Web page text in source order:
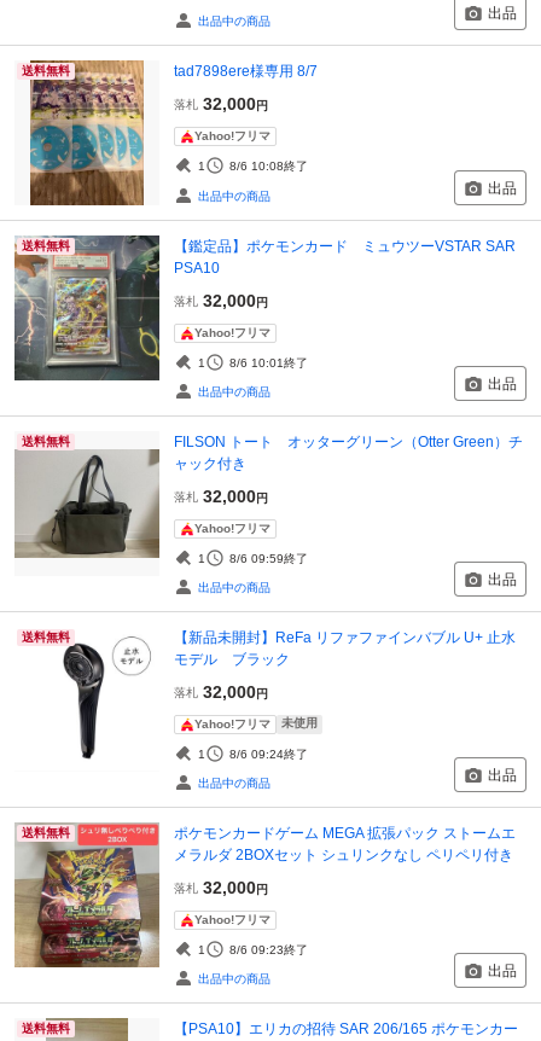
出品中の商品 出品
送料無料 tad7898ere様専用 8/7
落札 32,000円
Yahoo!フリマ
1 8/6 10:08終了
出品中の商品 出品
送料無料
【鑑定品】ポケモンカード ミュウツーVSTAR SAR
PSA10
落札 32,000円
Yahoo!フリマ
1 8/6 10:01終了
出品中の商品 出品
送料無料
FILSON トート オッターグリーン（Otter Green）チ
ャック付き
落札 32,000円
Yahoo!フリマ
1 8/6 09:59終了
出品中の商品 出品
送料無料
【新品未開封】ReFa リファファインバブル U+ 止水
モデル ブラック
落札 32,000円
Yahoo!フリマ 未使用
1 8/6 09:24終了
出品中の商品 出品
送料無料
ポケモンカードゲーム MEGA 拡張パック ストームエ
メラルダ 2BOXセット シュリンクなし ペリペリ付き
落札 32,000円
Yahoo!フリマ
1 8/6 09:23終了
出品中の商品 出品
送料無料
【PSA10】エリカの招待 SAR 206/165 ポケモンカー